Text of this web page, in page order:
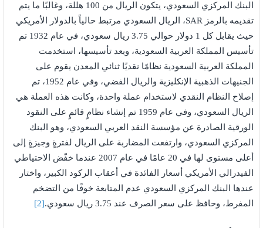
البنك المركزي السعودي، يتكون الريال من 100 هللة، وغالبًا ما يتم
تقديمه بالرمز SAR، الريال السعودي مرتبط حالياً بالدولار الأمريكي
حيث يقابل كل 1 دولار حوالي 3.75 ريال سعودي، في عام 1932 تم
تأسيس المملكة العربية السعودية، وبعد تأسيسها، استخدمت
المملكة العربية السعودية نظامًا نقديًا ثنائي المعدن يقوم على
الجنيهات الذهبية الإنكليزية والريال الفضي، وفي عام 1952، تم
إصلاح النظام النقدي لاستخدام عملة واحدة، وكانت هذه العملة هي
الريال السعودي، وفي عام 1959 تم إنشاء نظامٍ قائمٍ على النقود
الورقية الصادرة عن مؤسسة النقد العربي السعودي، وهو البنك
المركزي السعودي، وارتفعت المضاربة على الريال لفترةٍ وجيزةٍ إلى
أعلى مستوى لها في 20 عامًا في عام 2007 عندما خفّض الاحتياطي
الفيدرالي الأمريكي أسعار الفائدة في أعقاب الركود الكبير، واختار
عندها البنك المركزي السعودي عدم المتابعة خوفًا من التضخم
المفرط، وحافظ على سعر الصرف عند 3.75 ريال سعودي.
[2]